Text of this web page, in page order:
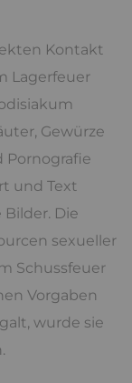
Kontakt
Lagerfeuer
Gewürze
Pornografie
und Text
Die
sexueller
Schussfeuer
Vorgaben
wurde sie